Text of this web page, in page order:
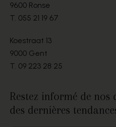
9600 Ronse
T. 055 21 19 67
Koestraat 13
9000 Gent
T. 09 223 28 25
Restez informé de
des dernières